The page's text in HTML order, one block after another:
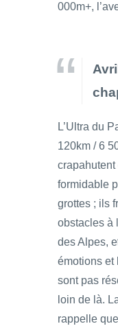
000m+,
L’Ultra du
120km / 6
crapahutent
formidable
grottes ; ils
obstacles à
des Alpes,
émotions et
sont pas
loin de là.
rappelle